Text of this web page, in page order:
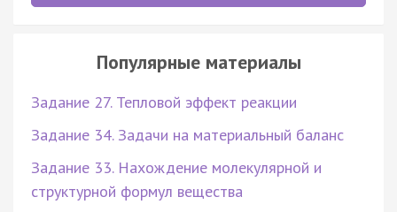
Популярные материалы
Задание 27. Тепловой эффект реакции
Задание 34. Задачи на материальный баланс
Задание 33. Нахождение молекулярной и
структурной формул вещества